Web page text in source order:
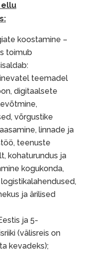
ellu
koostamine –
toimub
teemadel
digitaalsete
võrgustike
linnade ja
teenuste
kohaturundus ja
kogukonda,
ja ärilised
ja 5-
(välisreis on
kevadeks);